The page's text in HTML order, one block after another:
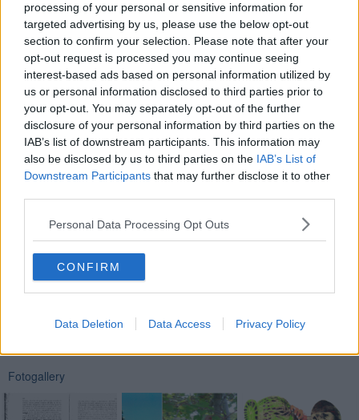
processing of your personal or sensitive information for
targeted advertising by us, please use the below opt-out
section to confirm your selection. Please note that after your
opt-out request is processed you may continue seeing
interest-based ads based on personal information utilized by
us or personal information disclosed to third parties prior to
your opt-out. You may separately opt-out of the further
disclosure of your personal information by third parties on the
IAB’s list of downstream participants. This information may
also be disclosed by us to third parties on the IAB’s List of
Downstream Participants that may further disclose it to other
Personal Data Processing Opt Outs
CONFIRM
Data Deletion Data Access Privacy Policy
Contadino abitante in Monte Bamboli, (Dondoli) (1980)
beve vino fatto con uva (zampina) cioè con uva di vitis silvestris
vinifera cresciuta nei boschi adiacenti il podere. Mi fu offerto di
degustarlo. In un piccolo gotto il quale mi dette queste sensazioni.
colore: violaceo intenso. Olfatto: vinoso, intenso di frutti neri (tra cui
la ciliegia e la prugna appassita) Gusto: fitto in cui c’è subito il
tannino, un poco astringente ma che si attutisce con la sensazione
di dolce (forse dalla incompleta fermentazione), Sensazione finale
lunghissima. Vino che non si può classificare, ma decente per chi lo
faceva.
Nadio Stronchi
Se vuoi leggere le notizie principali della Toscana iscriviti alla
alle 20:00 direttamente nella tua casella di posta.
Fotogallery